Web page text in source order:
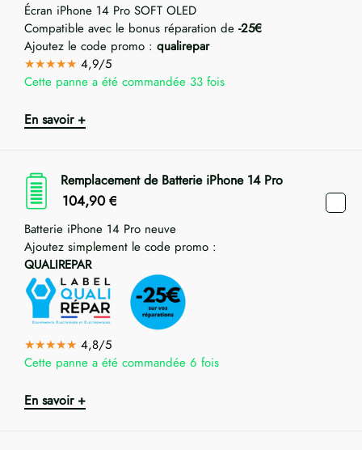
Écran iPhone 14 Pro SOFT OLED
Compatible avec le bonus réparation de -25€
Ajoutez le code promo : qualirepar
★★★★★ 4,9/5
Cette panne a été commandée 33 fois
En savoir +
Remplacement de Batterie iPhone 14 Pro
104,90 €
Batterie iPhone 14 Pro neuve
Ajoutez simplement le code promo :
QUALIREPAR
★★★★★ 4,8/5
Cette panne a été commandée 6 fois
En savoir +